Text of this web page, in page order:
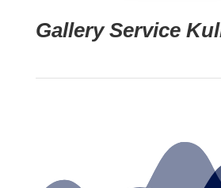
Gallery Service